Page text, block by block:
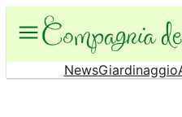
contenuto
NewsGiardinaggio